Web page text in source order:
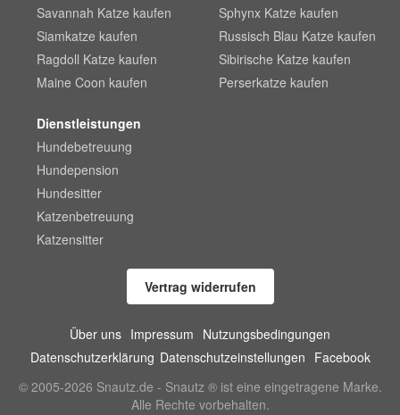
Savannah Katze kaufen
Siamkatze kaufen
Ragdoll Katze kaufen
Maine Coon kaufen
Sphynx Katze kaufen
Russisch Blau Katze kaufen
Sibirische Katze kaufen
Perserkatze kaufen
Dienstleistungen
Hundebetreuung
Hundepension
Hundesitter
Katzenbetreuung
Katzensitter
Vertrag widerrufen
Über uns Impressum Nutzungsbedingungen
Datenschutzerklärung Datenschutzeinstellungen Facebook
© 2005-2026 Snautz.de - Snautz ® ist eine eingetragene Marke.
Alle Rechte vorbehalten.